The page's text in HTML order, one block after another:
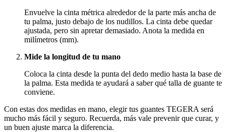
Envuelve la cinta métrica alrededor de la parte más ancha de
tu palma, justo debajo de los nudillos. La cinta debe quedar
ajustada, pero sin apretar demasiado. Anota la medida en
milímetros (mm).
Mide la longitud de tu mano
Coloca la cinta desde la punta del dedo medio hasta la base de
la palma. Esta medida te ayudará a saber qué talla de guante te
conviene.
Con estas dos medidas en mano, elegir tus guantes TEGERA será
mucho más fácil y seguro. Recuerda, más vale prevenir que curar, y
un buen ajuste marca la diferencia.